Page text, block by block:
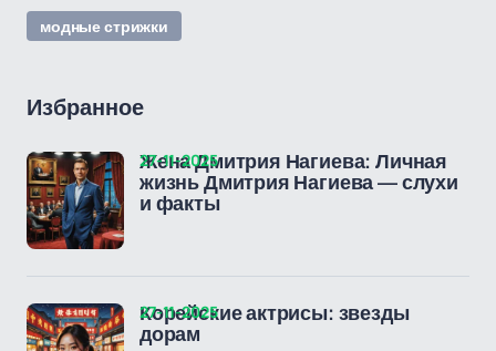
модные стрижки
Избранное
Жена Дмитрия Нагиева: Личная
жизнь Дмитрия Нагиева — слухи
и факты
27-11-2025
Корейские актрисы: звезды
дорам
27-11-2025